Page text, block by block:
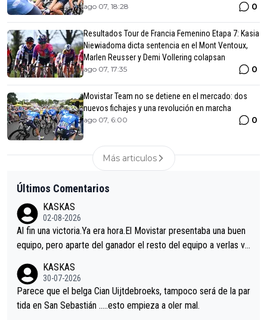
ago 07, 18:28 0
Resultados Tour de Francia Femenino Etapa 7: Kasia
Niewiadoma dicta sentencia en el Mont Ventoux,
Marlen Reusser y Demi Vollering colapsan
ago 07, 17:35 0
Movistar Team no se detiene en el mercado: dos
nuevos fichajes y una revolución en marcha
ago 07, 6:00 0
Más articulos
Últimos Comentarios
KASKAS
02-08-2026
Al fin una victoria.Ya era hora.El Movistar presentaba una buen
equipo, pero aparte del ganador el resto del equipo a verlas ve
s.La única buena noticia es la mejoría de Enric Más en San Seb
astian.Si en la Vuelta a Burgos sigue la mejoría, podríamos ten
er alguna sorpresa en la Vuelta.Ojalá.
KASKAS
30-07-2026
Parece que el belga Cian Uijtdebroeks, tampoco será de la par
tida en San Sebastián …..esto empieza a oler mal.